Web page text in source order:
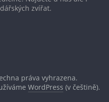
zvířat.
práva vyhrazena.
WordPress (v češtině).